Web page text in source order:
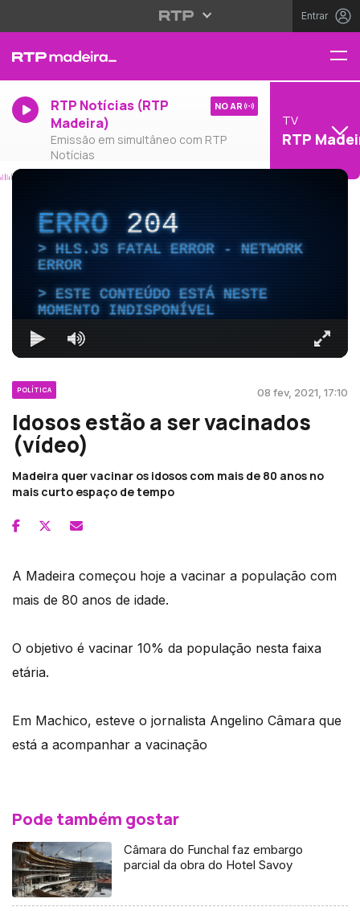
Entrar
RTP Notícias (RTP
Madeira)
Emissão em simultâneo com RTP
Notícias
NO AR
TV
RTP
ERRO204
HLS.JS FATAL ERROR - NETWORK
ERROR
ESTE CONTEÚDO ESTÁ NESTE
MOMENTO INDISPONÍVEL
POLÍTICA 08 fev, 2021, 17:10
Idosos estão a ser vacinados
(vídeo)
Madeira quer vacinar os idosos com mais de 80 anos no
mais curto espaço de tempo
A Madeira começou hoje a vacinar a população com
mais de 80 anos de idade.
O objetivo é vacinar 10% da população nesta faixa
etária.
Em Machico, esteve o jornalista Angelino Câmara que
está a acompanhar a vacinação
Pode também gostar
Câmara do Funchal faz embargo
parcial da obra do Hotel Savoy